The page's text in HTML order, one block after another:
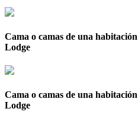
Cama o camas de una
Lodge
Cama o camas de una
Lodge